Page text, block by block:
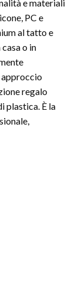
e materiali
PC e
al tatto e
o in
approccio
regalo
plastica. È la